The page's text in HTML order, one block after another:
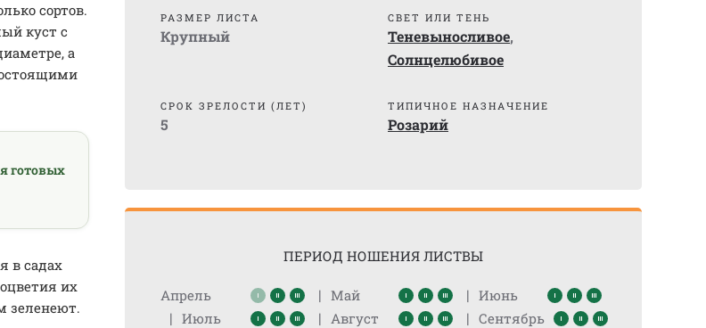
сортов.
куст с
а
готовых
в садах
их
зеленеют.
РАЗМЕР ЛИСТА
Крупный
СВЕТ ИЛИ ТЕНЬ
Теневыносливое,
Солнцелюбивое
СРОК ЗРЕЛОСТИ (ЛЕТ)
5
ТИПИЧНОЕ НАЗНАЧЕНИЕ
Розарий
ПЕРИОД НОШЕНИЯ ЛИСТВЫ
Апрель | Май | Июнь
| Июль | Август | Сентябрь